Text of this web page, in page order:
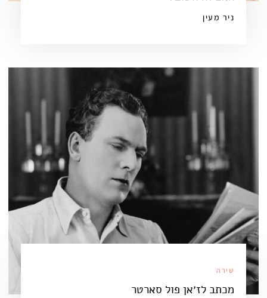
ניר מעין
שירה
מכתב לז׳אן פול סארטר